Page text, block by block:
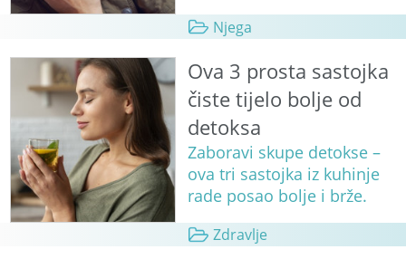
Njega
Ova 3 prosta sastojka
čiste tijelo bolje od
detoksa
Zaboravi skupe detokse –
ova tri sastojka iz kuhinje
rade posao bolje i brže.
Zdravlje